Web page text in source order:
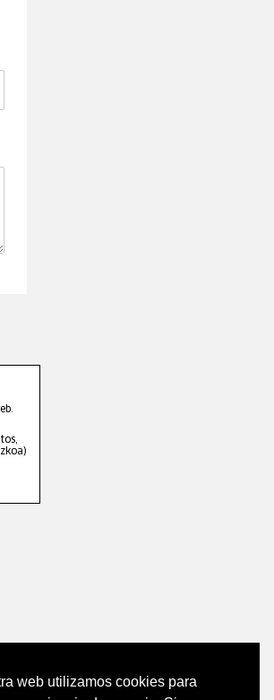
web utilizamos cookies para